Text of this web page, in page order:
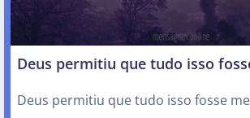
Deus permitiu que tudo isso
Deus permitiu que tudo isso fosse